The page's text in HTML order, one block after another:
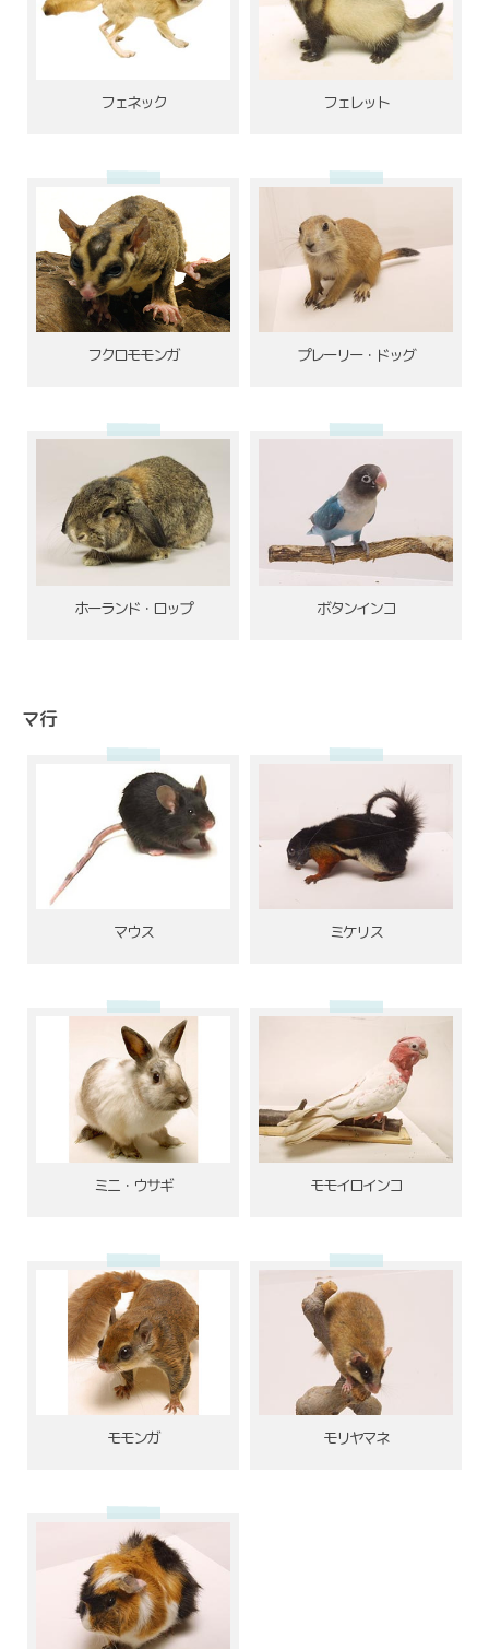
フェネック フェレット
フクロモモンガ プレーリー・ドッグ
ホーランド・ロップ ボタンインコ
マ行
マウス ミケリス
ミニ・ウサギ モモイロインコ
モモンガ モリヤマネ